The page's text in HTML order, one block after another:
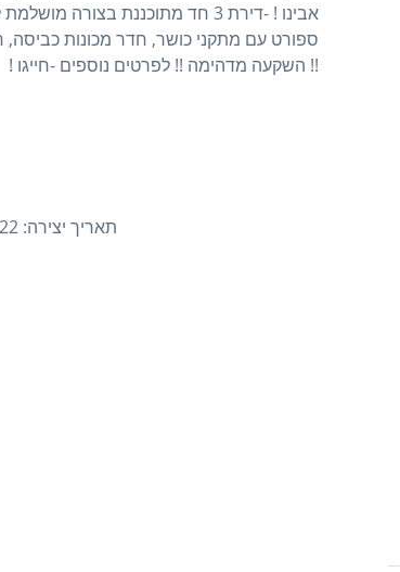
!! השקעה מדהימה !! לפרטים נוספים -חייגו !
תאריך יצירה: 10/02/2022